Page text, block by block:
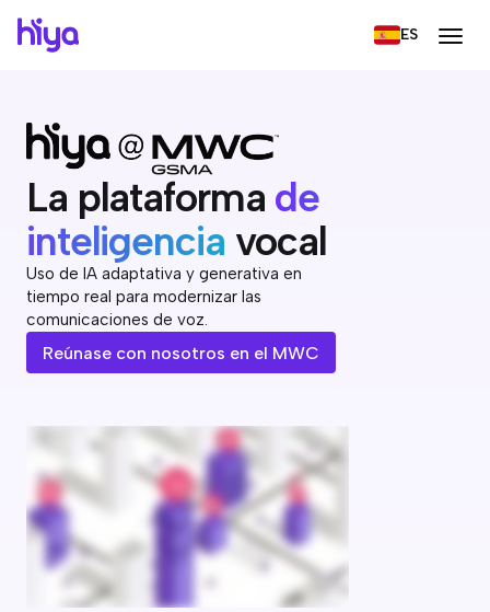
ES
La plataforma de
inteligencia vocal
Uso de IA adaptativa y generativa en
tiempo real para modernizar las
comunicaciones de voz.
Reúnase con nosotros en el MWC